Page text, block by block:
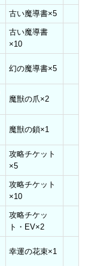
古い魔導書×5
古い魔導書
×10
幻の魔導書×5
魔獣の爪×2
魔獣の鎖×1
攻略チケット
×5
攻略チケット
×10
攻略チケッ
ト・EV×2
幸運の花束×1